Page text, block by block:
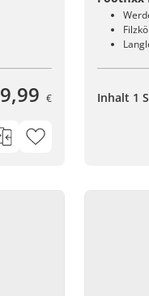
9,99 € Inhalt 1